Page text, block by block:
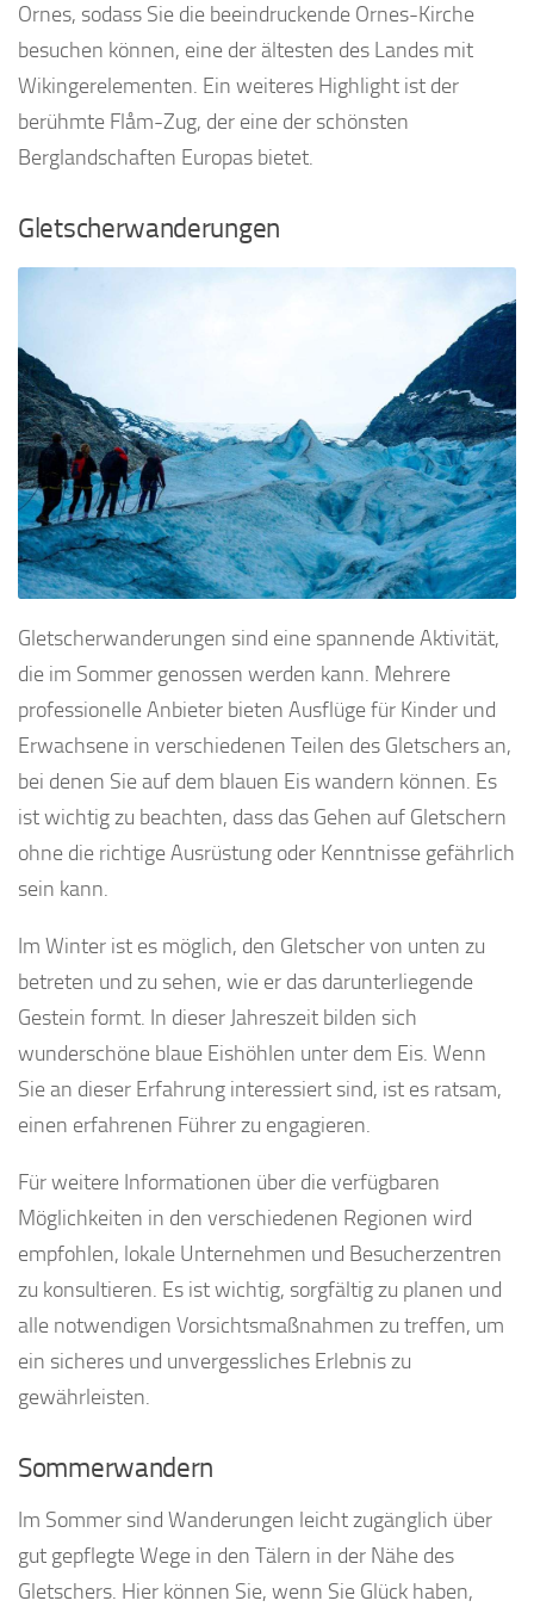
Ornes, sodass Sie die beeindruckende Ornes-Kirche
besuchen können, eine der ältesten des Landes mit
Wikingerelementen. Ein weiteres Highlight ist der
berühmte Flåm-Zug, der eine der schönsten
Berglandschaften Europas bietet.
Gletscherwanderungen
Gletscherwanderungen sind eine spannende Aktivität,
die im Sommer genossen werden kann. Mehrere
professionelle Anbieter bieten Ausflüge für Kinder und
Erwachsene in verschiedenen Teilen des Gletschers an,
bei denen Sie auf dem blauen Eis wandern können. Es
ist wichtig zu beachten, dass das Gehen auf Gletschern
ohne die richtige Ausrüstung oder Kenntnisse gefährlich
sein kann.
Im Winter ist es möglich, den Gletscher von unten zu
betreten und zu sehen, wie er das darunterliegende
Gestein formt. In dieser Jahreszeit bilden sich
wunderschöne blaue Eishöhlen unter dem Eis. Wenn
Sie an dieser Erfahrung interessiert sind, ist es ratsam,
einen erfahrenen Führer zu engagieren.
Für weitere Informationen über die verfügbaren
Möglichkeiten in den verschiedenen Regionen wird
empfohlen, lokale Unternehmen und Besucherzentren
zu konsultieren. Es ist wichtig, sorgfältig zu planen und
alle notwendigen Vorsichtsmaßnahmen zu treffen, um
ein sicheres und unvergessliches Erlebnis zu
gewährleisten.
Sommerwandern
Im Sommer sind Wanderungen leicht zugänglich über
gut gepflegte Wege in den Tälern in der Nähe des
Gletschers. Hier können Sie, wenn Sie Glück haben,